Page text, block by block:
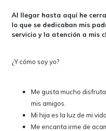
Al llegar hasta aquí he
lo que se dedicaban mis
servicio y la atención a mis
¿Y cómo soy yo?
Me gusta mucho
mis amigos.
Mi hija es la luz de mi vida.
Me encanta irme de